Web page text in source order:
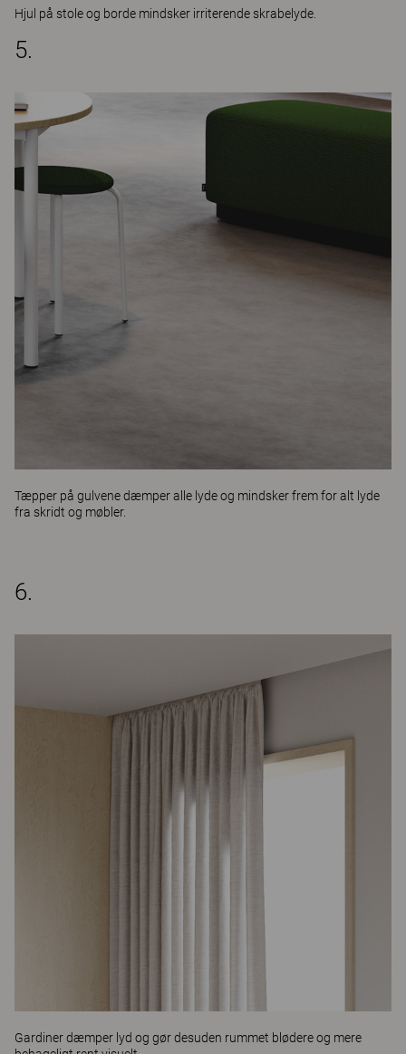
Hjul på stole og borde mindsker irriterende skrabelyde.
5.
Tæpper på gulvene dæmper alle lyde og mindsker frem for alt lyde
fra skridt og møbler.
6.
Gardiner dæmper lyd og gør desuden rummet blødere og mere